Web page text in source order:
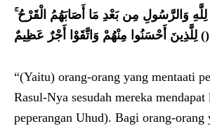
لِلَّهِ وَالرَّسُولِ مِن بَعْدِ مَا أَصَابَهُمُ الْقَرْحُ
لِلَّذِينَ أَحْسَنُوا مِنْهُمْ وَاتَّقَوْا أَجْرٌ عَظِيمٌ ()
“(Yaitu) orang-orang yang mentaati
Rasul-Nya sesudah mereka
peperangan Uhud). Bagi orang-orang